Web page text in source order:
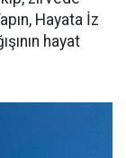
Hayata İz
hayat